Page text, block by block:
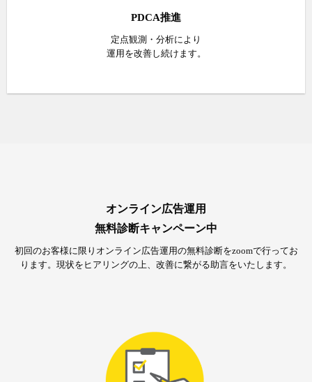
PDCA推進
定点観測・分析により
運用を改善し続けます。
オンライン広告運用
無料診断キャンペーン中
初回のお客様に限りオンライン広告運用の無料診断をzoomで行ってお
ります。 現状をヒアリングの上、改善に繋がる助言をいたします。